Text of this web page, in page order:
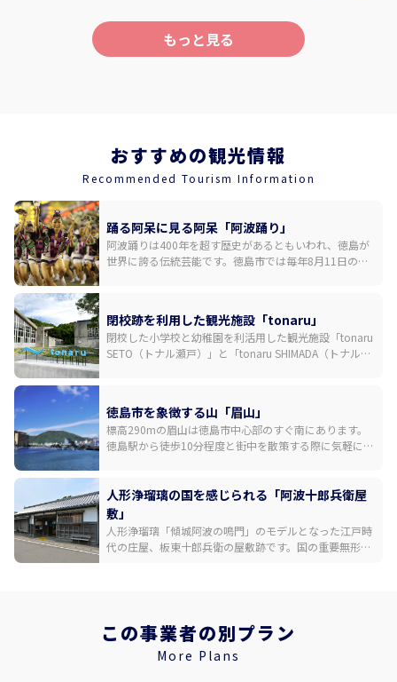
味わうプラン ♢料金 5,000円（税込） ♢料金に含まれるも
の ・Bar鴻オリジナルカスクウイスキー 1杯 ・自家製ドライ
を選択し予約してください。 ※1グループ5名様まで予約できま
す。 ※当日の予約は、直接お電話ください。
もっと見る
おすすめの観光情報
Recommended Tourism Information
踊る阿呆に見る阿呆「阿波踊り」
阿波踊りは400年を超す歴史があるともいわれ、徳島が
世界に誇る伝統芸能です。徳島市では毎年8月11日の前
鉦、太鼓などの鳴り物の音色に合わせた大編成での一糸
乱れぬ踊りが「徳島の夏」を彩ります。
閉校跡を利用した観光施設「tonaru」
閉校した小学校と幼稚園を利活用した観光施設「tonaru
SETO（トナル瀬戸）」と「tonaru SHIMADA（トナル島
tonaru SHIMADAではキャンプが楽しめます。建築家・増
田友也氏が手掛けたモダニズム建築も見どころです。
徳島市を象徴する山「眉山」
標高290mの眉山は徳島市中心部のすぐ南にあります。
徳島駅から徒歩10分程度と街中を散策する際に気軽に立
頂展望台へは、自然を感じながら30分程度で登り切れる
ハイキングコース、国道192号からと438号からの二つ
のドライブルートのほか、ふもとの阿波おどり会館から
山頂までロープウェイがあります。
人形浄瑠璃の国を感じられる「阿波十郎兵衛屋
敷」
人形浄瑠璃「傾城阿波の鳴門」のモデルとなった江戸時
代の庄屋、板東十郎兵衛の屋敷跡です。国の重要無形民
中には、江戸時代に藍の取り引きによって花開いた豊か
な日本の伝統芸能が今も息づいています。【有料】
この事業者の別プラン
More Plans